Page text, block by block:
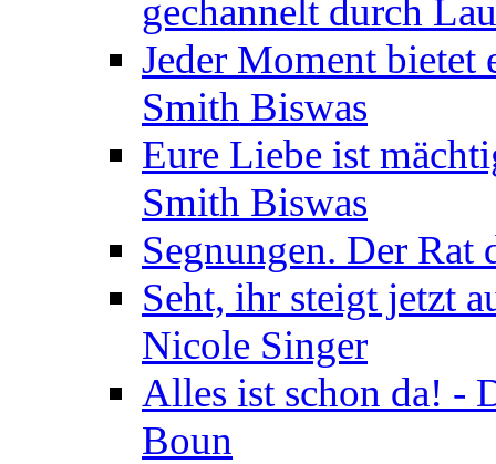
gechannelt durch
Jeder Moment bietet
Smith Biswas
Eure Liebe ist
Smith Biswas
Segnungen. Der
Seht, ihr steigt jetzt
Nicole Singer
Alles ist schon da! -
Boun